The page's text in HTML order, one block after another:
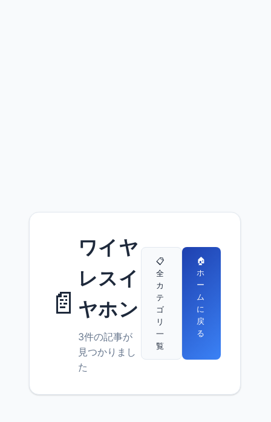
📄
ワイヤ
レスイ
ヤホン
3件の記事が
見つかりまし
た
📋
全
カ
テ
ゴ
リ
一
覧
🏠
ホ
ー
ム
に
戻
る